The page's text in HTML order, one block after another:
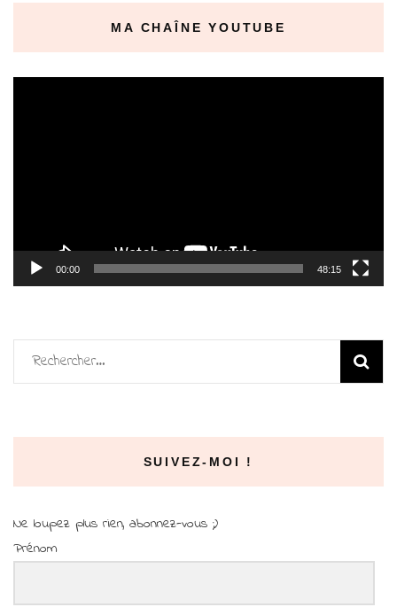
MA CHAÎNE YOUTUBE
00:00 48:15
Rechercher :
SUIVEZ-MOI !
Ne loupez plus rien, abonnez-vous ;)
Prénom